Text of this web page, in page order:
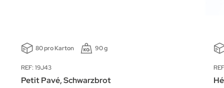
80 pro Karton 90 g
REF: 19J43
Petit Pavé, Schwarzbrot